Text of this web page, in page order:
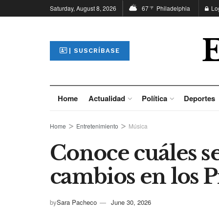
Saturday, August 8, 2026 67°F Philadelphia
| SUSCRÍBASE
Home Actualidad Política Deportes
Home Entretenimiento Música
Conoce cuáles
cambios en los
bySara Pacheco June 30, 2026